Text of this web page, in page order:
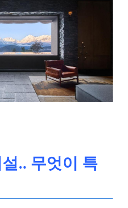
.. 무엇이 특